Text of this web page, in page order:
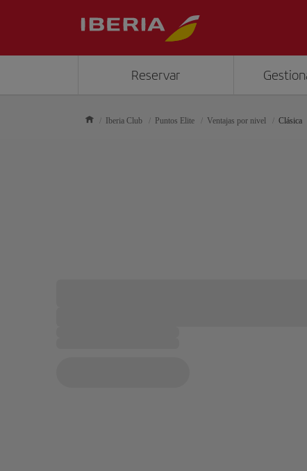
Reservar
Iberia Club Puntos Elite Ventajas por nivel Clásica